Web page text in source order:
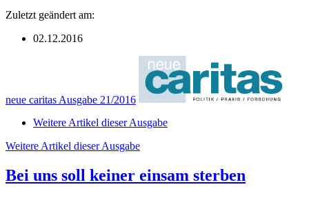
Zuletzt geändert am:
02.12.2016
neue caritas Ausgabe 21/2016
Weitere Artikel dieser Ausgabe
Weitere Artikel dieser Ausgabe
Bei uns soll keiner einsam sterben